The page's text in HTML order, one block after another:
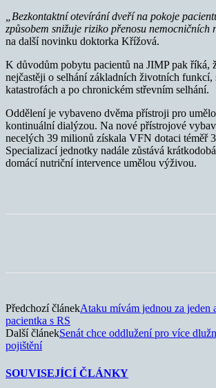
„Bezkontaktní otevírání dveří na pokoje
způsobem snižuje riziko přenosu nemocničních
na další novinku doktorka Křížová.
K důvodům pobytu pacientů na JIMP pak říká,
nejčastěji o selhání základních životních funkcí,
katastrofách a po chronickém střevním selhání.
Oddělení je vybaveno dvěma přístroji pro
kontinuální dialýzou. Na nové přístrojové
necelých 39 milionů získala VFN dotaci téměř
Specializací jednotky nadále zůstává
domácí nutriční intervence umělou výživou.
Předchozí článekAtaku mívám jednou za jeden
pacientka s RS
Další článekSenát chce oddlužení pro více
pojištění
SOUVISEJÍCÍ ČLÁNKY